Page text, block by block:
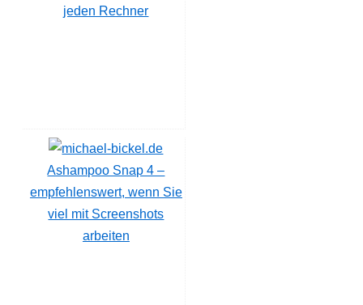
jeden Rechner
Ashampoo Snap 4 –
empfehlenswert, wenn Sie
viel mit Screenshots
arbeiten